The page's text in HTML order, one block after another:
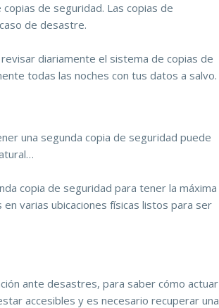
de seguridad. Las copias de
de desastre.
diariamente el sistema de copias de
todas las noches con tus datos a salvo.
una segunda copia de seguridad puede
copia de seguridad para tener la máxima
varias ubicaciones físicas listos para ser
ante desastres, para saber cómo actuar
accesibles y es necesario recuperar una